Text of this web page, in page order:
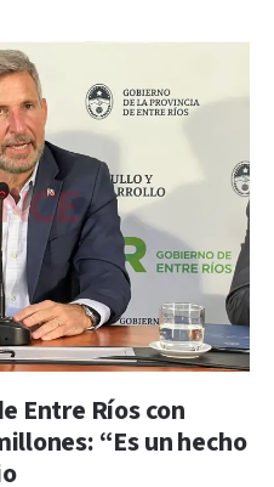
Entre Ríos con
“Es un hecho